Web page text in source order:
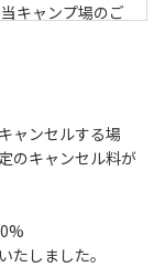
キャンプ場のご
で事故の防⽌に
ご遠慮くださ
い。
びに公共の秩
ャンセルする場
のキャンセル料が
しました。